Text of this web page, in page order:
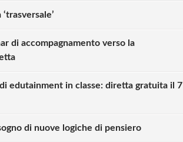
di accompagnamento verso la
edutainment in classe: diretta gratuita il 7
di nuove logiche di pensiero